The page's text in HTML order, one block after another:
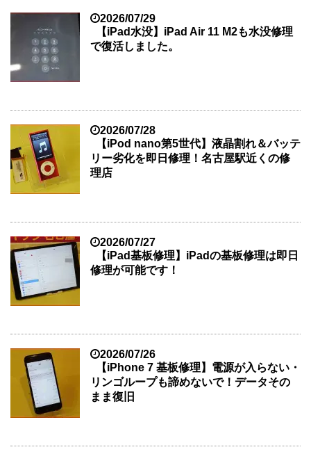
2026/07/29
【iPad水没】iPad Air 11 M2も水没修理
で復活しました。
2026/07/28
【iPod nano第5世代】液晶割れ＆バッテ
リー劣化を即日修理！名古屋駅近くの修
理店
2026/07/27
【iPad基板修理】iPadの基板修理は即日
修理が可能です！
2026/07/26
【iPhone 7 基板修理】電源が入らない・
リンゴループも諦めないで！データその
まま復旧